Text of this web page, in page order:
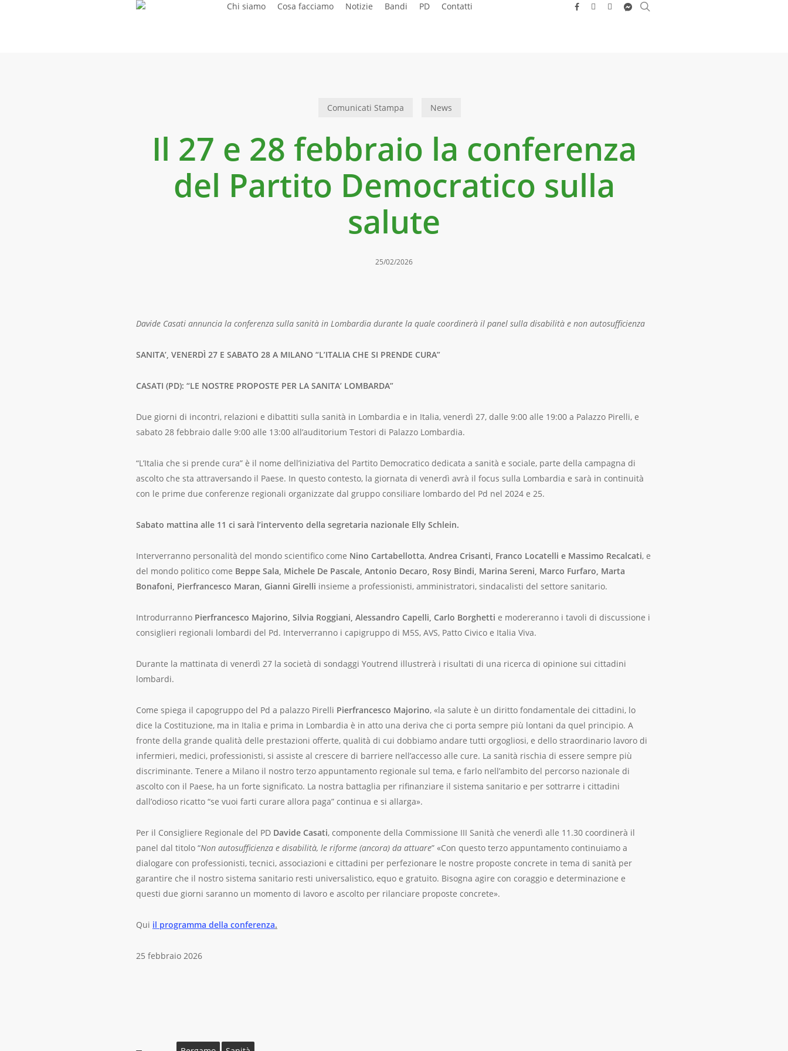
Chi siamo Cosa facciamo Notizie Bandi PD Contatti facebook
youtubeinstagram
messenger
Comunicati Stampa News
Il 27 e 28 febbraio la conferenza
del Partito Democratico sulla
salute
25/02/2026
Davide Casati annuncia la conferenza sulla sanità in Lombardia durante la quale coordinerà il panel sulla disabilità e non autosufficienza
SANITA’, VENERDÌ 27 E SABATO 28 A MILANO “L’ITALIA CHE SI PRENDE CURA”
CASATI (PD): “LE NOSTRE PROPOSTE PER LA SANITA’ LOMBARDA”
Due giorni di incontri, relazioni e dibattiti sulla sanità in Lombardia e in Italia, venerdì 27, dalle 9:00 alle 19:00 a Palazzo Pirelli, e
sabato 28 febbraio dalle 9:00 alle 13:00 all’auditorium Testori di Palazzo Lombardia.
“L’Italia che si prende cura” è il nome dell’iniziativa del Partito Democratico dedicata a sanità e sociale, parte della campagna di
ascolto che sta attraversando il Paese. In questo contesto, la giornata di venerdì avrà il focus sulla Lombardia e sarà in continuità
con le prime due conferenze regionali organizzate dal gruppo consiliare lombardo del Pd nel 2024 e 25.
Sabato mattina alle 11 ci sarà l’intervento della segretaria nazionale Elly Schlein.
Interverranno personalità del mondo scientifico come Nino Cartabellotta, Andrea Crisanti, Franco Locatelli e Massimo Recalcati, e
del mondo politico come Beppe Sala, Michele De Pascale, Antonio Decaro, Rosy Bindi, Marina Sereni, Marco Furfaro, Marta
Bonafoni, Pierfrancesco Maran, Gianni Girelli insieme a professionisti, amministratori, sindacalisti del settore sanitario.
Introdurranno Pierfrancesco Majorino, Silvia Roggiani, Alessandro Capelli, Carlo Borghetti e modereranno i tavoli di discussione i
consiglieri regionali lombardi del Pd. Interverranno i capigruppo di M5S, AVS, Patto Civico e Italia Viva.
Durante la mattinata di venerdì 27 la società di sondaggi Youtrend illustrerà i risultati di una ricerca di opinione sui cittadini
lombardi.
Come spiega il capogruppo del Pd a palazzo Pirelli Pierfrancesco Majorino, «la salute è un diritto fondamentale dei cittadini, lo
dice la Costituzione, ma in Italia e prima in Lombardia è in atto una deriva che ci porta sempre più lontani da quel principio. A
fronte della grande qualità delle prestazioni offerte, qualità di cui dobbiamo andare tutti orgogliosi, e dello straordinario lavoro di
infermieri, medici, professionisti, si assiste al crescere di barriere nell’accesso alle cure. La sanità rischia di essere sempre più
discriminante. Tenere a Milano il nostro terzo appuntamento regionale sul tema, e farlo nell’ambito del percorso nazionale di
ascolto con il Paese, ha un forte significato. La nostra battaglia per rifinanziare il sistema sanitario e per sottrarre i cittadini
dall’odioso ricatto “se vuoi farti curare allora paga” continua e si allarga».
Per il Consigliere Regionale del PD Davide Casati, componente della Commissione III Sanità che venerdì alle 11.30 coordinerà il
panel dal titolo “Non autosufficienza e disabilità, le riforme (ancora) da attuare” «Con questo terzo appuntamento continuiamo a
dialogare con professionisti, tecnici, associazioni e cittadini per perfezionare le nostre proposte concrete in tema di sanità per
garantire che il nostro sistema sanitario resti universalistico, equo e gratuito. Bisogna agire con coraggio e determinazione e
questi due giorni saranno un momento di lavoro e ascolto per rilanciare proposte concrete».
Qui il programma della conferenza.
25 febbraio 2026